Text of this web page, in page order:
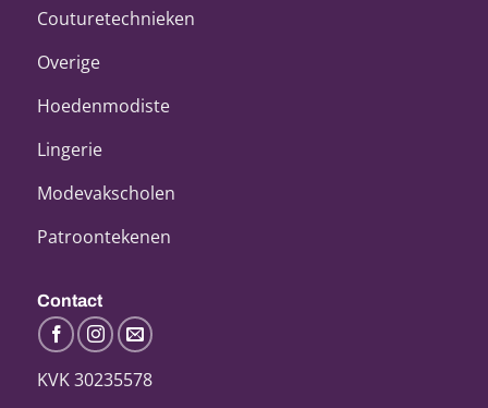
Couturetechnieken
Overige
Hoedenmodiste
Lingerie
Modevakscholen
Patroontekenen
Contact
KVK 30235578